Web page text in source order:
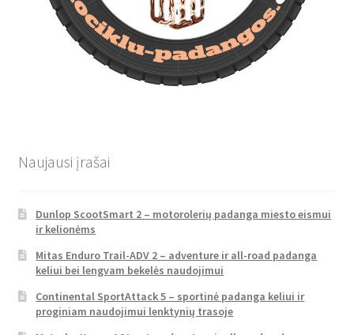
Naujausi įrašai
Dunlop ScootSmart 2 – motorolerių padanga miesto eismui
ir kelionėms
Mitas Enduro Trail-ADV 2 – adventure ir all-road padanga
keliui bei lengvam bekelės naudojimui
Continental SportAttack 5 – sportinė padanga keliui ir
proginiam naudojimui lenktynių trasoje